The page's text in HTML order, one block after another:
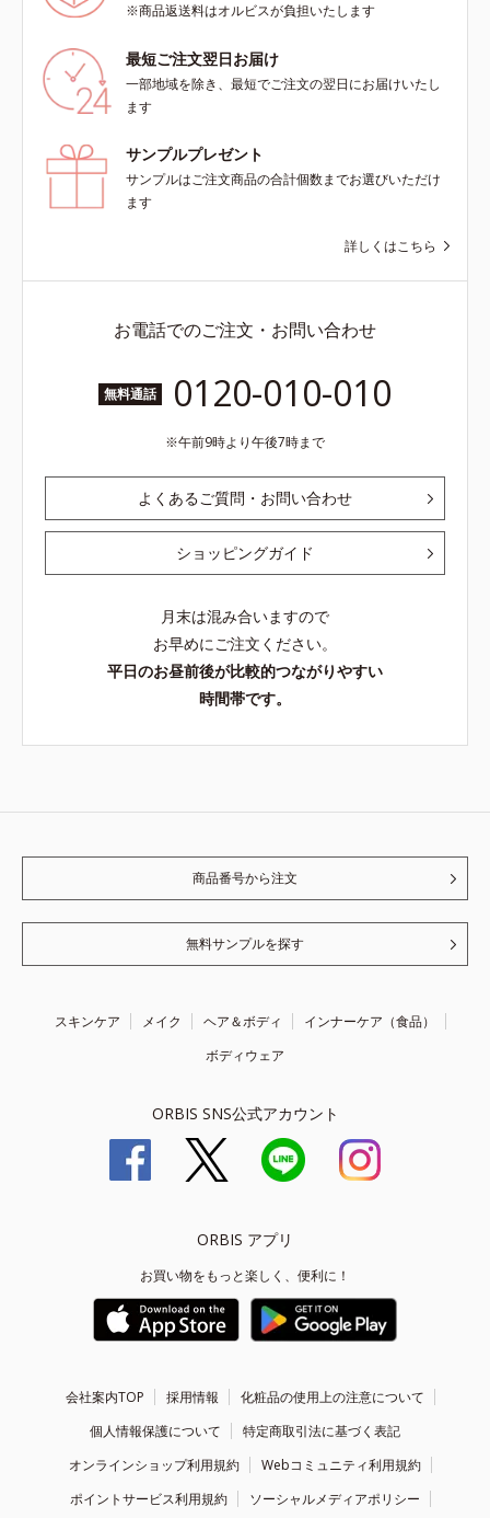
※商品返送料はオルビスが負担いたします
最短ご注文翌日お届け
一部地域を除き、最短でご注文の翌日にお届けいたし
ます
サンプルプレゼント
サンプルはご注文商品の合計個数までお選びいただけ
ます
詳しくはこちら
お電話でのご注文・お問い合わせ
無料通話 0120-010-010
午前9時より午後7時まで
よくあるご質問・お問い合わせ
ショッピングガイド
月末は混み合いますので
お早めにご注文ください。
平日のお昼前後が比較的つながりやすい
時間帯です。
商品番号から注文
無料サンプルを探す
スキンケア メイク ヘア＆ボディ
インナーケア（食品）
ボディウェア
ORBIS SNS公式アカウント
ORBIS アプリ
お買い物をもっと楽しく、便利に！
会社案内TOP 採用情報
化粧品の使用上の注意について
個人情報保護について
特定商取引法に基づく表記
オンラインショップ利用規約
Webコミュニティ利用規約
ポイントサービス利用規約
ソーシャルメディアポリシー